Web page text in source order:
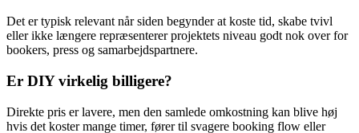
Det er typisk relevant når siden begynder at koste tid, skabe tvivl
eller ikke længere repræsenterer projektets niveau godt nok over for
bookers, press og samarbejdspartnere.
Er DIY virkelig billigere?
Direkte pris er lavere, men den samlede omkostning kan blive høj
hvis det koster mange timer, fører til svagere booking flow eller